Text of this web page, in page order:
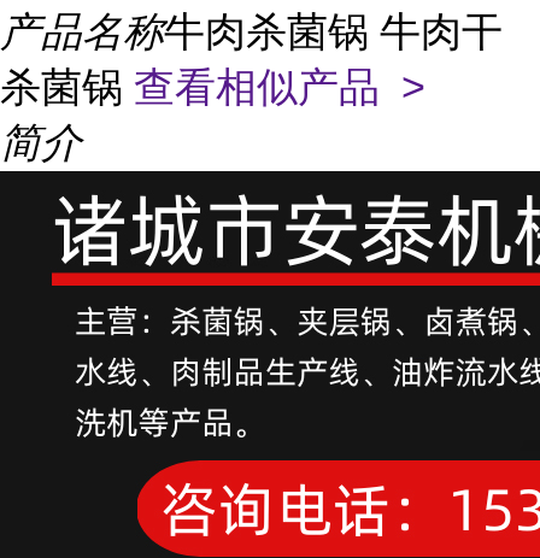
产品名称牛肉杀菌锅 牛肉干
杀菌锅 查看相似产品 >
简介